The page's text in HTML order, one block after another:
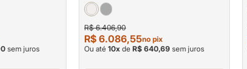
sem juros
R$ 6.406,90
R$ 6.086,55no pix
Ou até10x deR$ 640,69 sem juros